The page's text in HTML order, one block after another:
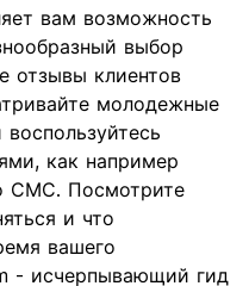
8.2
8.1
вам возможность
выбор
отзывы клиентов
молодежные
как например
СМС. Посмотрите
и что
вашего
- исчерпывающий гид